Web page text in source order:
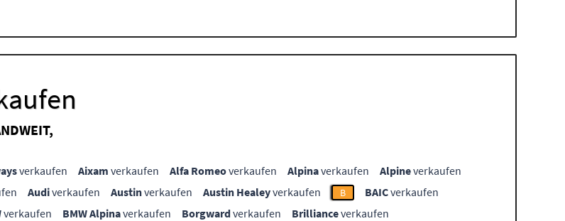
verkaufen Aixam verkaufen Alfa Romeoverkaufen Alpinaverkaufen Alpineverkaufen
Audiverkaufen Austinverkaufen Austin Healeyverkaufen B BAICverkaufen
verkaufen BMW Alpinaverkaufen Borgwardverkaufen Brillianceverkaufen